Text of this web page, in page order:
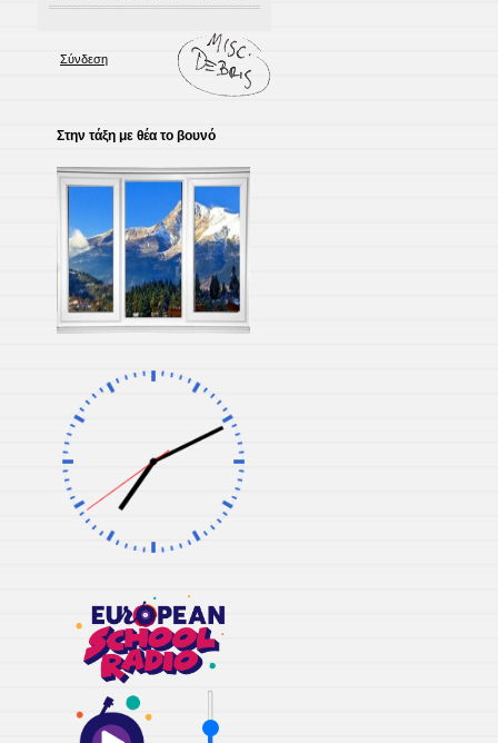
Σύνδεση
Στην τάξη με θέα το βουνό